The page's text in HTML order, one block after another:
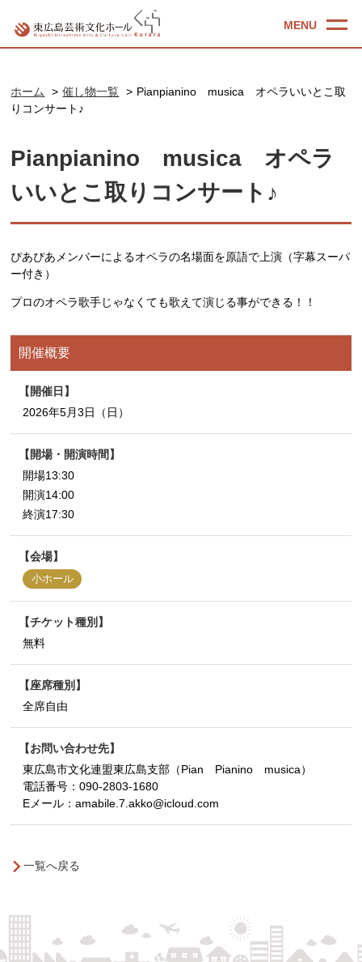
ホーム 催し物一覧
Pianpianino musica オペラいいとこ取
りコンサート♪
Pianpianino musica オペラ
いいとこ取りコンサート♪
ぴあぴあメンバーによるオペラの名場面を原語で上演（字幕スーパ
ー付き）
プロのオペラ歌手じゃなくても歌えて演じる事ができる！！
開催概要
開催日
2026年5月3日（日）
開場・開演時間
開場13:30
開演14:00
終演17:30
会場
小ホール
チケット種別
無料
座席種別
全席自由
お問い合わせ先
東広島市文化連盟東広島支部（Pian Pianino musica）
電話番号：090-2803-1680
Eメール：amabile.7.akko@icloud.com
一覧へ戻る